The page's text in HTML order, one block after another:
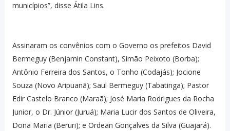
municípios”, disse Átila Lins.
Assinaram os convênios com o Governo os prefeitos David
Bermeguy (Benjamin Constant), Simão Peixoto (Borba);
Antônio Ferreira dos Santos, o Tonho (Codajás); Jocione
Souza (Novo Aripuanã); Saul Bermeguy (Tabatinga); Pastor
Edir Castelo Branco (Maraã); José Maria Rodrigues da Rocha
Junior, o Dr. Júnior (Juruá); Maria Lucir dos Santos de Oliveira,
Dona Maria (Beruri); e Ordean Gonçalves da Silva (Guajará).